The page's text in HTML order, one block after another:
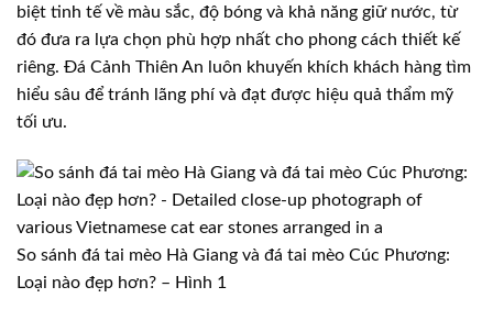
biệt tinh tế về màu sắc, độ bóng và khả năng giữ nước, từ
đó đưa ra lựa chọn phù hợp nhất cho phong cách thiết kế
riêng. Đá Cảnh Thiên An luôn khuyến khích khách hàng tìm
hiểu sâu để tránh lãng phí và đạt được hiệu quả thẩm mỹ
tối ưu.
So sánh đá tai mèo Hà Giang và đá tai mèo Cúc Phương:
Loại nào đẹp hơn? – Hình 1